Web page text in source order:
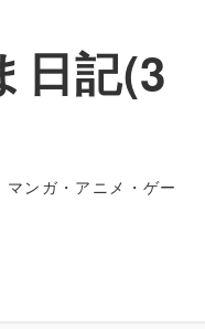
日記(3
ンガ・アニメ・ゲー